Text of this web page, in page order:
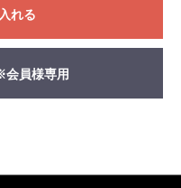
れる
員様専用